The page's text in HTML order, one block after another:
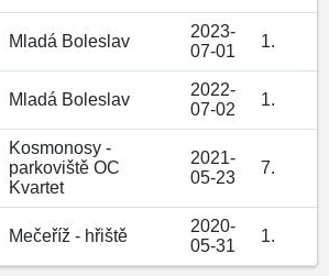
Mladá Boleslav
2023-
07-01
1.
Mladá Boleslav
2022-
07-02
1.
Kosmonosy -
parkoviště OC
Kvartet
2021-
05-23
7.
Mečeříž - hřiště
2020-
05-31
1.